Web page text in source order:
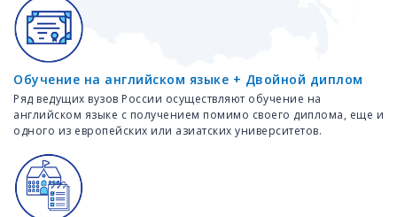
Обучение на английском языке + Двойной диплом
Ряд ведущих вузов России осуществляют обучение на
английском языке с получением помимо своего диплома, еще и
одного из европейских или азиатских университетов.